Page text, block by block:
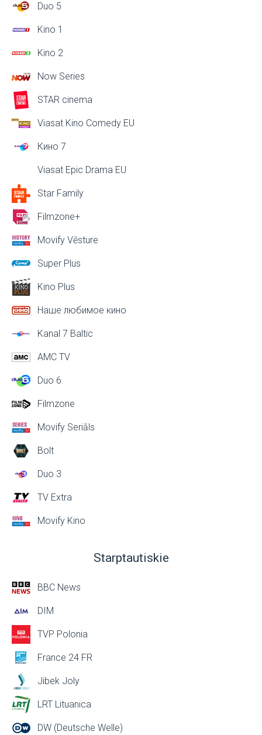
Duo 5
Kino 1
Kino 2
Now Series
STAR cinema
Viasat Kino Comedy EU
Кино 7
Viasat Epic Drama EU
Star Family
Filmzone+
Movify Vēsture
Super Plus
Kino Plus
Наше любимое кино
Kanal 7 Baltic
AMC TV
Duo 6
Filmzone
Movify Seriāls
Bolt
Duo 3
TV Extra
Movify Kino
Starptautiskie
BBC News
DIM
TVP Polonia
France 24 FR
Jibek Joly
LRT Lituanica
DW (Deutsche Welle)